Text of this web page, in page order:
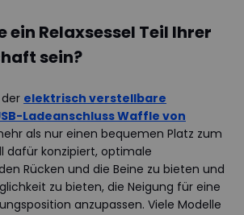
Relaxsessel Teil Ihrer
sein?
der elektrisch verstellbare
Ladeanschluss Waffle von
als nur einen bequemen Platz zum
dafür konzipiert, optimale
Rücken und die Beine zu bieten und
zu bieten, die Neigung für eine
anzupassen. Viele Modelle